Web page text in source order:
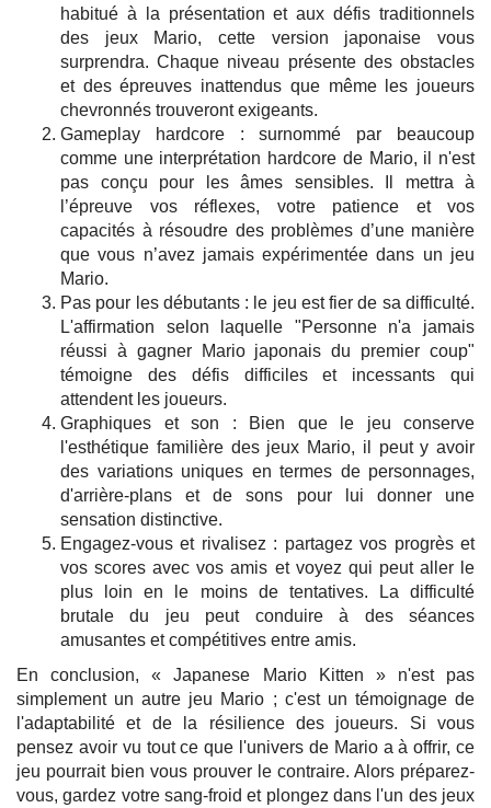
habitué à la présentation et aux défis traditionnels
des jeux Mario, cette version japonaise vous
surprendra. Chaque niveau présente des obstacles
et des épreuves inattendus que même les joueurs
chevronnés trouveront exigeants.
Gameplay hardcore : surnommé par beaucoup
comme une interprétation hardcore de Mario, il n'est
pas conçu pour les âmes sensibles. Il mettra à
l’épreuve vos réflexes, votre patience et vos
capacités à résoudre des problèmes d’une manière
que vous n’avez jamais expérimentée dans un jeu
Mario.
Pas pour les débutants : le jeu est fier de sa difficulté.
L'affirmation selon laquelle "Personne n'a jamais
réussi à gagner Mario japonais du premier coup"
témoigne des défis difficiles et incessants qui
attendent les joueurs.
Graphiques et son : Bien que le jeu conserve
l'esthétique familière des jeux Mario, il peut y avoir
des variations uniques en termes de personnages,
d'arrière-plans et de sons pour lui donner une
sensation distinctive.
Engagez-vous et rivalisez : partagez vos progrès et
vos scores avec vos amis et voyez qui peut aller le
plus loin en le moins de tentatives. La difficulté
brutale du jeu peut conduire à des séances
amusantes et compétitives entre amis.
En conclusion, « Japanese Mario Kitten » n'est pas
simplement un autre jeu Mario ; c'est un témoignage de
l'adaptabilité et de la résilience des joueurs. Si vous
pensez avoir vu tout ce que l'univers de Mario a à offrir, ce
jeu pourrait bien vous prouver le contraire. Alors préparez-
vous, gardez votre sang-froid et plongez dans l'un des jeux